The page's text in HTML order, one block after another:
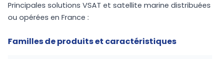
Principales solutions VSAT et satellite marine distribuées
ou opérées en France :
Familles de produits et caractéristiques